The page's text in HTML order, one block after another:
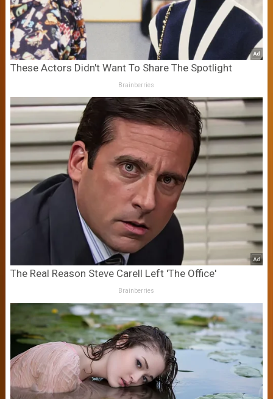
These Actors Didn't Want To Share The Spotlight
Brainberries
The Real Reason Steve Carell Left 'The Office'
Brainberries